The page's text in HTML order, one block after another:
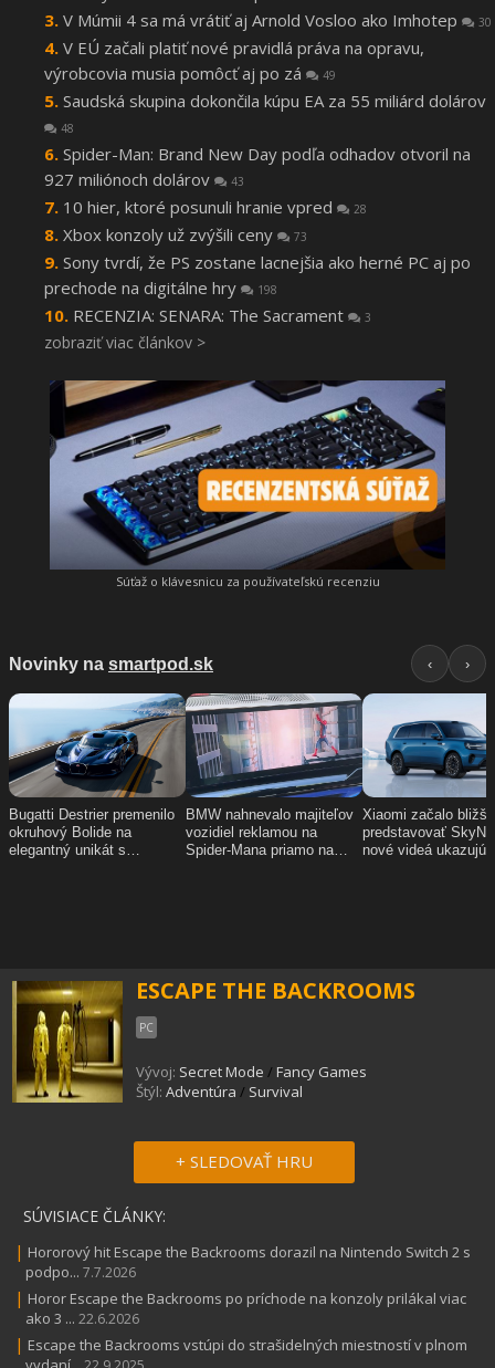
V Múmii 4 sa má vrátiť aj Arnold Vosloo ako Imhotep 30
V EÚ začali platiť nové pravidlá práva na opravu,
výrobcovia musia pomôcť aj po zá
49
Saudská skupina dokončila kúpu EA za 55 miliárd dolárov
48
Spider-Man: Brand New Day podľa odhadov otvoril na
927 miliónoch dolárov
43
10 hier, ktoré posunuli hranie vpred 28
Xbox konzoly už zvýšili ceny 73
Sony tvrdí, že PS zostane lacnejšia ako herné PC aj po
prechode na digitálne hry
198
RECENZIA: SENARA: The Sacrament 3
zobraziť viac článkov >
Súťaž o klávesnicu za používateľskú recenziu
ESCAPE THE BACKROOMS
PC
Vývoj: Secret Mode / Fancy Games
Štýl: Adventúra / Survival
+ SLEDOVAŤ HRU
SÚVISIACE ČLÁNKY:
| Hororový hit Escape the Backrooms dorazil na Nintendo Switch 2 s
podpo... 7.7.2026
| Horor Escape the Backrooms po príchode na konzoly prilákal viac
ako 3 ... 22.6.2026
| Escape the Backrooms vstúpi do strašidelných miestností v plnom